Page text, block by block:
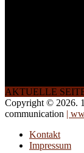
AKTUELLE
Copyright © 2026.
communication |
Kontakt
Impressum